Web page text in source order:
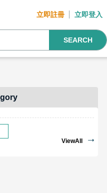
立即註冊 立即登入
SEARCH
ViewAll